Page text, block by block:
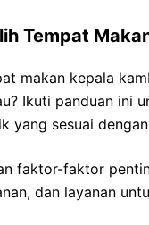
Tempat
makan kepala
Ikuti panduan ini
yang sesuai
faktor-faktor
dan layanan